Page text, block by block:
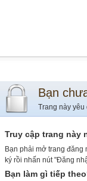
Bạn
Trang này
Truy cập trang này
Bạn phải mở trang đăng
ký rồi nhấn nút "Đăng
Bạn làm gì tiếp